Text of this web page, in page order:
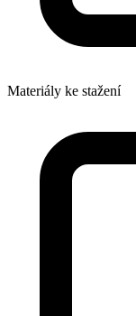
Materiály ke stažení